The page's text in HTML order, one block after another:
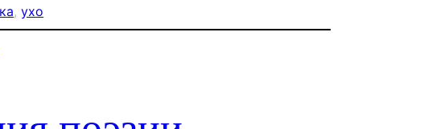
, ухо